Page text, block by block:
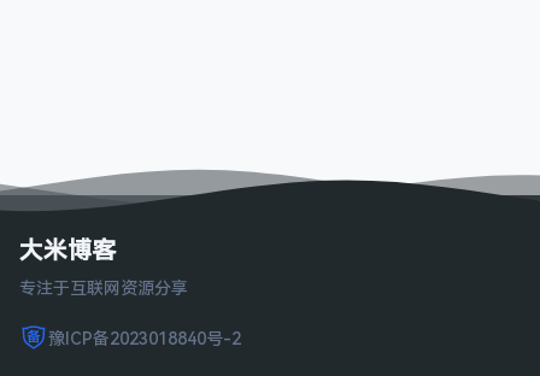
大米博客
专注于互联网资源分享
豫ICP备2023018840号-2